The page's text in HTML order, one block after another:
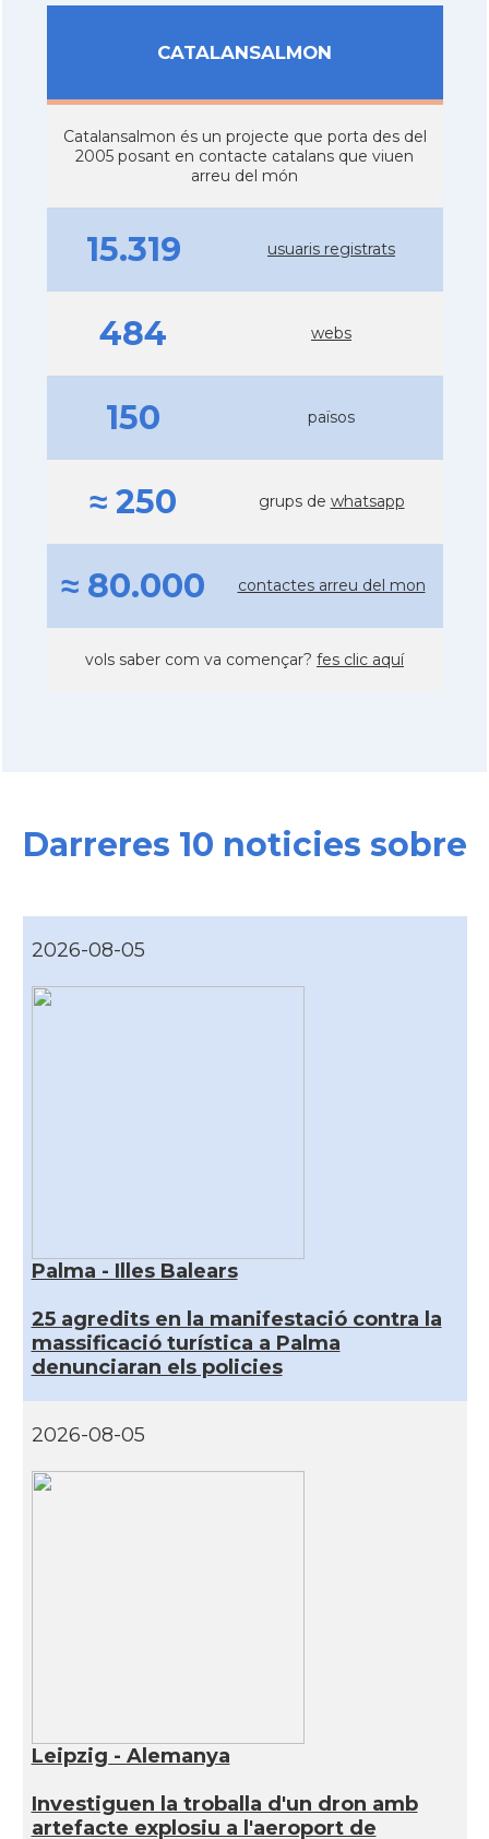
CATALANSALMON
Catalansalmon és un projecte que porta des del
2005 posant en contacte catalans que viuen
arreu del món
15.319 usuaris registrats
484 webs
150 països
≈ 250 grups de whatsapp
≈ 80.000 contactes arreu del mon
vols saber com va començar? fes clic aquí
Darreres 10 noticies sobre
2026-08-05
Palma - Illes Balears
25 agredits en la manifestació contra la
massificació turística a Palma
denunciaran els policies
2026-08-05
Leipzig - Alemanya
Investiguen la troballa d'un dron amb
artefacte explosiu a l'aeroport de